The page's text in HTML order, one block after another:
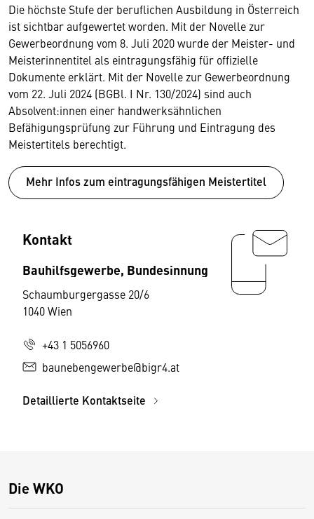
Die höchste Stufe der beruflichen Ausbildung in Österreich
ist sichtbar aufgewertet worden. Mit der Novelle zur
Gewerbeordnung vom 8. Juli 2020 wurde der Meister- und
Meisterinnentitel als eintragungsfähig für offizielle
Dokumente erklärt. Mit der Novelle zur Gewerbeordnung
vom 22. Juli 2024 (BGBl. I Nr. 130/2024) sind auch
Absolvent:innen einer handwerksähnlichen
Befähigungsprüfung zur Führung und Eintragung des
Meistertitels berechtigt.
Mehr Infos zum eintragungsfähigen Meistertitel
Kontakt
Bauhilfsgewerbe, Bundesinnung
Schaumburgergasse 20/6
1040 Wien
+43 1 5056960
baunebengewerbe@bigr4.at
Detaillierte Kontaktseite
Die WKO